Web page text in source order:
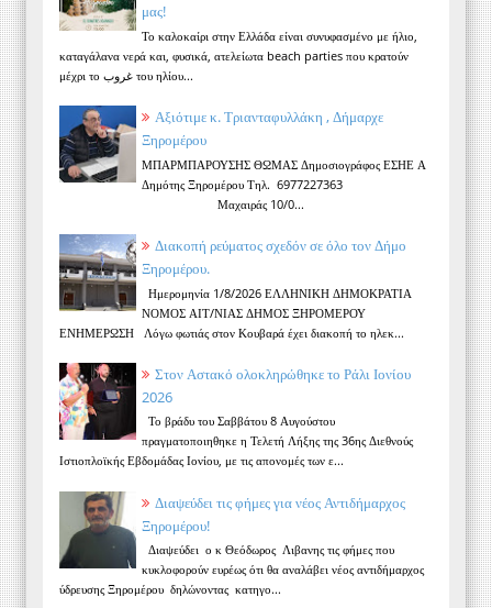
μας!
Το καλοκαίρι στην Ελλάδα είναι συνυφασμένο με ήλιο,
καταγάλανα νερά και, φυσικά, ατελείωτα beach parties που κρατούν
μέχρι το غروب του ηλίου...
Αξιότιμε κ. Τριανταφυλλάκη , Δήμαρχε
Ξηρομέρου
ΜΠΑΡΜΠΑΡΟΥΣΗΣ ΘΩΜΑΣ Δημοσιογράφος ΕΣΗΕ Α
Δημότης Ξηρομέρου Τηλ. 6977227363
Μαχαιράς 10/0...
Διακοπή ρεύματος σχεδόν σε όλο τον Δήμο
Ξηρομέρου.
Ημερομηνία 1/8/2026 ΕΛΛΗΝΙΚΗ ΔΗΜΟΚΡΑΤΙΑ
ΝΟΜΟΣ ΑΙΤ/ΝΙΑΣ ΔΗΜΟΣ ΞΗΡΟΜΕΡΟΥ
ΕΝΗΜΕΡΩΣΗ Λόγω φωτιάς στον Κουβαρά έχει διακοπή το ηλεκ...
Στον Αστακό ολοκληρώθηκε το Ράλι Ιονίου
2026
Το βράδυ του Σαββάτου 8 Αυγούστου
πραγματοποιηθηκε η Τελετή Λήξης της 36ης Διεθνούς
Ιστιοπλοϊκής Εβδομάδας Ιονίου, με τις απονομές των ε...
Διαψεύδει τις φήμες για νέος Αντιδήμαρχος
Ξηρομέρου!
Διαψεύδει ο κ Θεόδωρος Λιβανης τις φήμες που
κυκλοφορούν ευρέως ότι θα αναλάβει νέος αντιδήμαρχος
ύδρευσης Ξηρομέρου δηλώνοντας κατηγο...